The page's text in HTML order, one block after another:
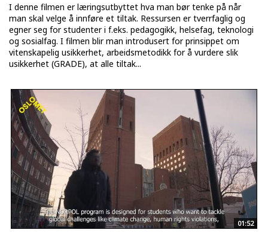
I denne filmen er læringsutbyttet hva man bør tenke på når
man skal velge å innføre et tiltak. Ressursen er tverrfaglig og
egner seg for studenter i f.eks. pedagogikk, helsefag, teknologi
og sosialfag. I filmen blir man introdusert for prinsippet om
vitenskapelig usikkerhet, arbeidsmetodikk for å vurdere slik
usikkerhet (GRADE), at alle tiltak...
01:52